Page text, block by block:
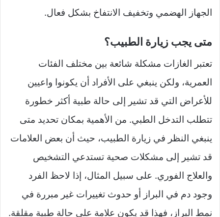
الجهاز الهضمي وتخفيف الانتفاخ بشكل فعال.
متى يجب زيارة الطبيب؟
تعتبر الغازات مشكلة شائعة بين مختلف الفئات
العمرية، ولكن ينبغي على الأفراد أن يكونوا واعيين
للأعراض التي قد تشير إلى حالة طبية أكثر خطورة
تتطلب التدخل الطبي. من الأهمية بمكان تحديد متى
ينبغي النظر في زيارة الطبيب، حيث أن بعض العلامات
قد تشير إلى مشكلات صحية تستدعي التشخيص
والعلاج الفوري. على سبيل المثال، إذا لاحظ الفرد
وجود دم في البراز أو حدوث تغييرات غير مبررة في
نمط البراز، فهذا قد يكون علامة على حالة طبية مقلقة.